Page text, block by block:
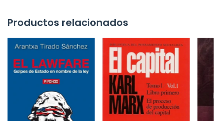
Productos relacionados